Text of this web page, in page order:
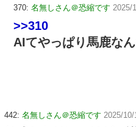
370: 名無しさん＠恐縮です 2025/
>>310
AIてやっぱり馬鹿な
442: 名無しさん＠恐縮です 2025/